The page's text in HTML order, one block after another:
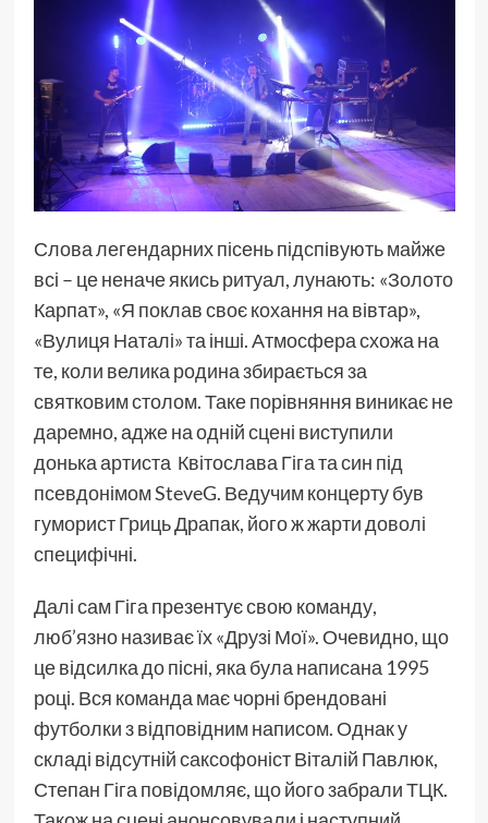
Слова легендарних пісень підспівують майже
всі – це неначе якись ритуал, лунають: «Золото
Карпат», «Я поклав своє кохання на вівтар»,
«Вулиця Наталі» та інші. Атмосфера схожа на
те, коли велика родина збирається за
святковим столом. Таке порівняння виникає не
даремно, адже на одній сцені виступили
донька артиста Квітослава Гіга та син під
псевдонімом SteveG. Ведучим концерту був
гуморист Гриць Драпак, його ж жарти доволі
специфічні.
Далі сам Гіга презентує свою команду,
люб’язно називає їх «Друзі Мої». Очевидно, що
це відсилка до пісні, яка була написана 1995
році. Вся команда має чорні брендовані
футболки з відповідним написом. Однак у
складі відсутній саксофоніст Віталій Павлюк,
Степан Гіга повідомляє, що його забрали ТЦК.